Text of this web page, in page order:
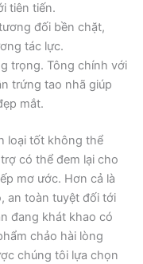
tiên tiến.
đối bền chặt,
tác lực.
trọng. Tông chính với
trứng tao nhã giúp
mắt.
loại tốt không thể
có thể đem lại cho
mơ ước. Hơn cả là
an toàn tuyệt đối tới
đang khát khao có
chảo hài lòng
chúng tôi lựa chọn